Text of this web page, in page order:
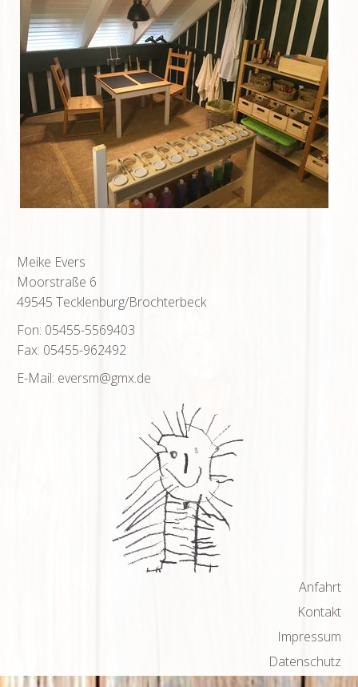
Meike Evers
Moorstraße 6
49545 Tecklenburg/Brochterbeck
Fon: 05455-5569403
Fax: 05455-962492
E-Mail: eversm@gmx.de
Anfahrt
Kontakt
Impressum
Datenschutz